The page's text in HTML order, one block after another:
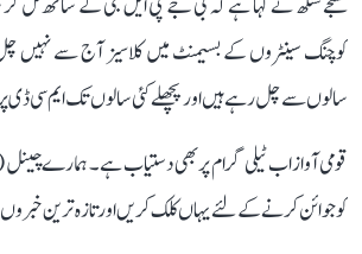
کوچنگ سینٹروں کے بسیمنٹ میں کلاسیز آج سے نہیں
سالوں سے چل رہے ہیں اور پچھلے کئی سالوں تک ایم سی ڈی
قومی آواز اب ٹیلی گرام پر بھی دستیاب ہے۔ ہمارے
کو جوائن کرنے کے لئے یہاں کلک کریں اور تازہ ترین